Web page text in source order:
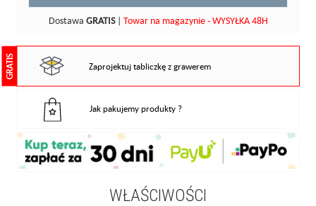
Dostawa GRATIS| Towar na magazynie - WYSYŁKA 48H
GRATIS Zaprojektuj tabliczkę z grawerem
Jak pakujemy produkty ?
WŁAŚCIWOŚCI